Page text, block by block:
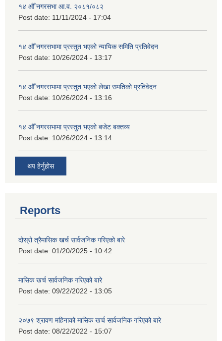
१४ औँ नगरसभा आ.व. २०८१/०८२
Post date: 11/11/2024 - 17:04
१४ औँ नगरसभामा प्रस्तुत भएको न्यायिक समिति प्रतिवेदन
Post date: 10/26/2024 - 13:17
१४ औँ नगरसभामा प्रस्तुत भएको लेखा समतिको प्रतिवेदन
Post date: 10/26/2024 - 13:16
१४ औँ नगरसभामा प्रस्तुत भएको बजेट बक्तव्य
Post date: 10/26/2024 - 13:14
थप हेर्नुहोस
Reports
दोस्रो त्रैमासिक खर्च सार्वजनिक गरिएको बारे
Post date: 01/20/2025 - 10:42
मासिक खर्च सार्वजनिक गरिएको बारे
Post date: 09/22/2022 - 13:05
२०७९ श्रावण महिनाको मासिक खर्च सार्वजनिक गरिएको बारे
Post date: 08/22/2022 - 15:07